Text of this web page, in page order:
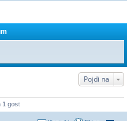
Pojdi na
1 gost